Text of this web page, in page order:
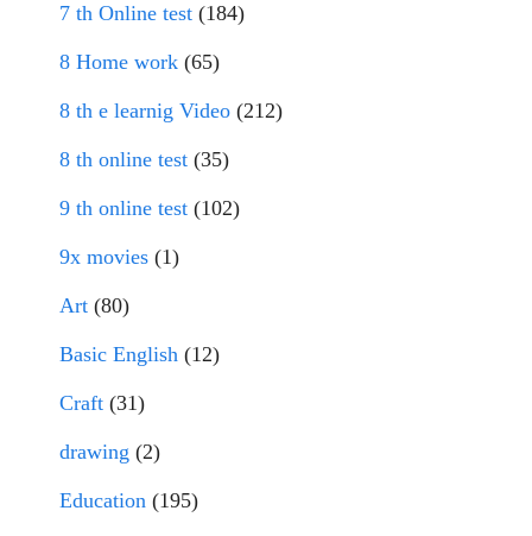
7 th Online test (184)
8 Home work (65)
8 th e learnig Video (212)
8 th online test (35)
9 th online test (102)
9x movies (1)
Art (80)
Basic English (12)
Craft (31)
drawing (2)
Education (195)